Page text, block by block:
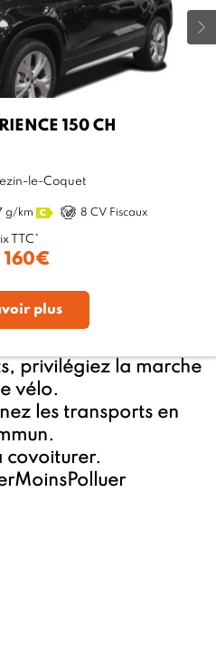
150 CH
le-Coquet
g/km 8 CV Fiscaux
TTC*
160€
plus
privilégiez la marche
vélo.
les transports en
covoiturer.